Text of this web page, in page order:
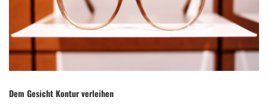
Dem Gesicht Kontur verleihen